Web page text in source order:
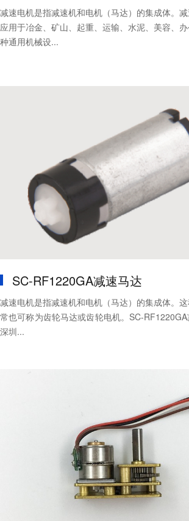
减速电机是指减速机和电机（马达）的集成体。
应用于冶金、矿山、起重、运输、水泥、美容
种通用机械设...
SC-RF1220GA减速马达
减速电机是指减速机和电机（马达）的集成体。
常也可称为齿轮马达或齿轮电机。SC-
深圳...